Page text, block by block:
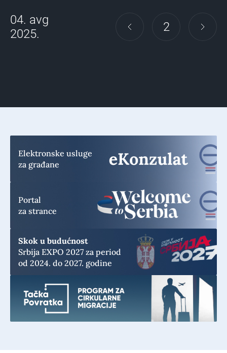
04. avg
2025.
2
Elektronske usluge
za građane
Portal
za strance
Skok u budućnost
Srbija EXPO 2027 za period
od 2024. do 2027. godine